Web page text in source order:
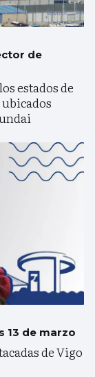
de
estados de
13 de marzo
de Vigo